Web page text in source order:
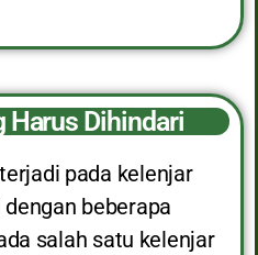
Harus Dihindari
pada kelenjar
beberapa
salah satu kelenjar